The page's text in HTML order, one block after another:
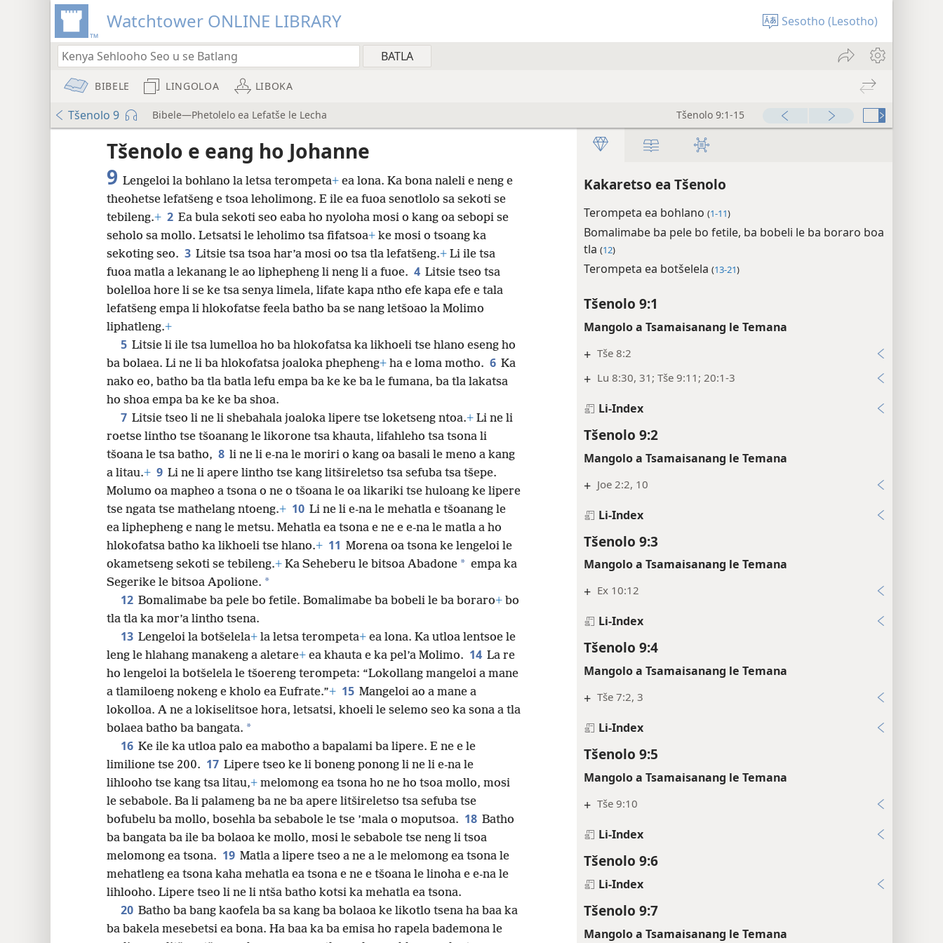
Watchtower ONLINE LIBRARY Sesotho (Lesotho)
BIBELE LINGOLOA LIBOKA
Tšenolo 9 Bibele—Phetolelo ea Lefatše le Lecha Tšenolo 9:1-21
Kakaretso ea Tšenolo
Terompeta ea bohlano( 1-11)
Bomalimabe ba pele bo fetile, ba bobeli le ba boraro boa
tla(12)
Tšenolo 9:1
Mangolo a Tsamaisanang le Temana
+ Tše 8:2
+
Li-Index
Tšenolo 9:2
Mangolo a Tsamaisanang le Temana
Li-Index
Tšenolo 9:3
Mangolo a Tsamaisanang le Temana
+
Li-Index
Tšenolo 9:4
Mangolo a Tsamaisanang le Temana
+
Li-Index
Tšenolo 9:5
Mangolo a Tsamaisanang le Temana
+
Li-Index
Tšenolo 9:6
Li-Index
Tšenolo 9:7
Tšenolo e eang ho Johanne
9 Lengeloi la bohlano la letsa terompeta+ea lona. Ka bona naleli e neng e
theohetse lefatšeng e tsoa leholimong. E ile ea fuoa senotlolo sa sekoti se
tebileng.+ 2 Ea bula sekoti seo eaba ho nyoloha mosi o kang oa sebopi se
seholo sa mollo. Letsatsi le leholimo tsa fifatsoa +ke mosi o tsoang ka
sekoting seo. 3 Litsie tsa tsoa har’a mosi oo tsa tla lefatšeng.+Li ile tsa
fuoa matla a lekanang le ao liphepheng li neng li a fuoe. 4 Litsie tseo tsa
bolelloa hore li se ke tsa senya limela, lifate kapa ntho efe kapa efe e tala
lefatšeng empa li hlokofatse feela batho ba se nang letšoao la Molimo
liphatleng. +
5 Litsie li ile tsa lumelloa ho ba hlokofatsa ka likhoeli tse hlano eseng ho
ba bolaea. Li ne li ba hlokofatsa joaloka phepheng+ ha e loma motho. 6 Ka
nako eo, batho ba tla batla lefu empa ba ke ke ba le fumana, ba tla lakatsa
ho shoa empa ba ke ke ba shoa.
7 Litsie tseo li ne li shebahala joaloka lipere tse loketseng ntoa.+Li ne li
roetse lintho tse tšoanang le likorone tsa khauta, lifahleho tsa tsona li
tšoana le tsa batho, 8 li ne li e-na le moriri o kang oa basali le meno a kang
a litau.+ 9 Li ne li apere lintho tse kang litšireletso tsa sefuba tsa tšepe.
Molumo oa mapheo a tsona o ne o tšoana le oa likariki tse huloang ke lipere
tse ngata tse mathelang ntoeng.+ 10 Li ne li e-na le mehatla e tšoanang le
ea liphepheng e nang le metsu. Mehatla ea tsona e ne e e-na le matla a ho
hlokofatsa batho ka likhoeli tse hlano.+ 11 Morena oa tsona ke lengeloi le
okametseng sekoti se tebileng.
Segerike le bitsoa Apolione. *
12 Bomalimabe ba pele bo fetile. Bomalimabe ba bobeli le ba boraro
tla tla ka mor’a lintho tsena.
13 Lengeloi la botšelela + la letsa terompeta+ea lona. Kautloa lentsoe le
leng le hlahang manakeng a aletare +ea khauta e ka pel’a Molimo. 14 La re
ho lengeloi la botšelela le tšoereng terompeta: “Lokollang mangeloi a mane
a tlamiloeng nokeng e kholo ea Eufrate.”+ 15 Mangeloi ao a mane a
lokolloa. A ne a lokiselitsoe hora, letsatsi, khoeli le selemo seo ka sona a tla
bolaea batho ba bangata. *
16 Ke ile ka utloa palo ea mabotho a bapalami ba lipere. E ne e le
limilione tse 200. 17 Lipere tseo ke li boneng ponong li ne li e-na le
lihlooho tse kang tsa litau,+ melomong ea tsona ho ne ho tsoa mollo, mosi
le sebabole. Ba li palameng ba ne ba apere litšireletso tsa sefuba tse
bofubelu ba mollo, bosehla ba sebabole le tse ’mala o moputsoa. 18 Batho
ba bangata ba ile ba bolaoa ke mollo, mosi le sebabole tse neng li tsoa
melomong ea tsona. 19 Matla a lipere tseo a ne a le melomong ea tsona le
mehatleng ea tsona kaha mehatla ea tsona e ne e tšoana le linoha e e-na le
lihlooho. Lipere tseo li ne li ntša batho kotsi ka mehatla ea tsona.
20 Batho ba bang kaofela ba sa kang ba bolaoa ke likotlo tsena ha baa ka